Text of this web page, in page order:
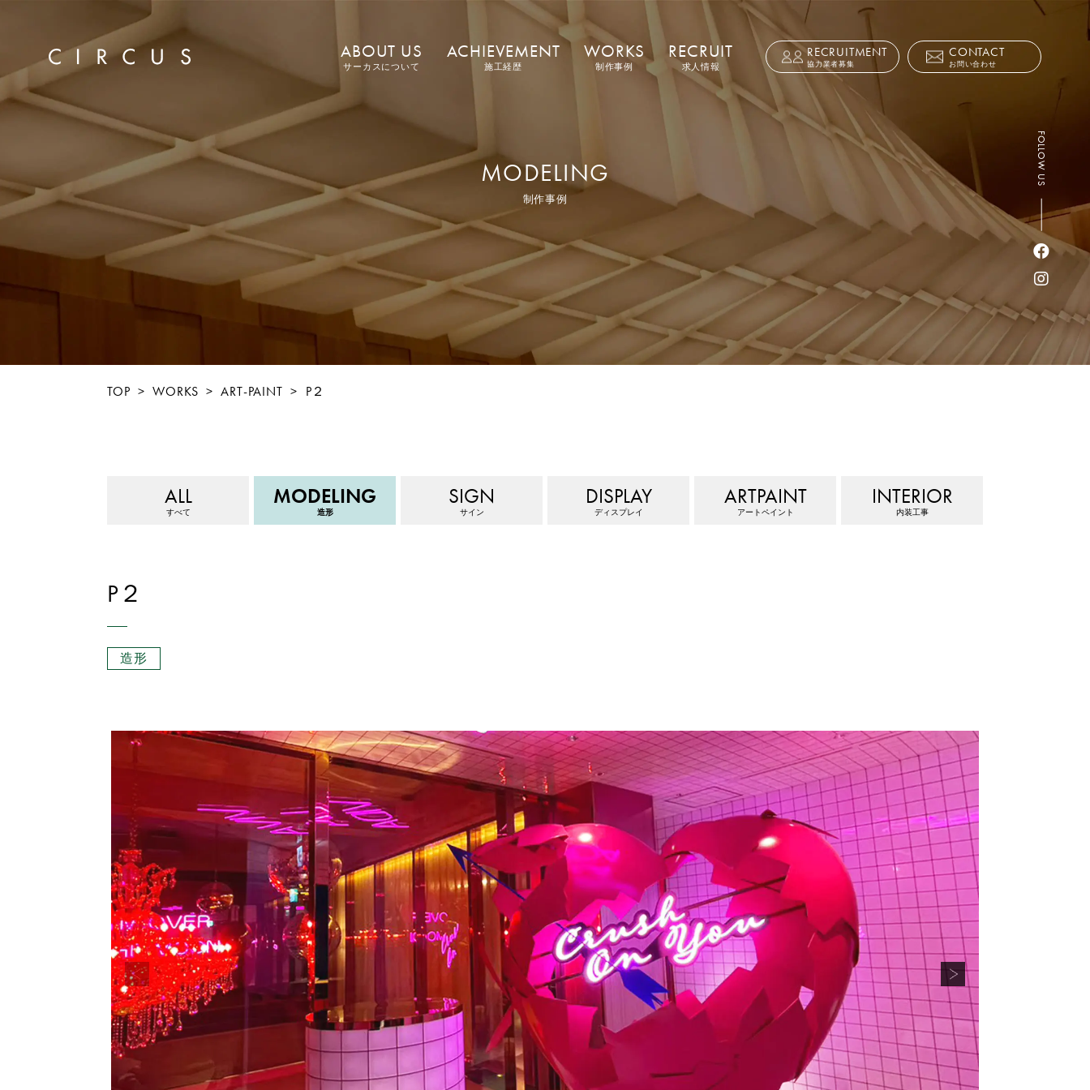
ABOUT US
サーカスについて
ACHIEVEMENT
施工経歴
WORKS
制作事例
RECRUIT
求人情報
RECRUITMENT
協力業者募集
CONTACT
お問い合わせ
MODELING
制作事例
FOLLOW US
TOP >WORKS >ART-PAINT > P２
ALL
すべて
MODELING
造形
SIGN
サイン
DISPLAY
ディスプレイ
ARTPAINT
アートペイント
INTERIOR
内装工事
P２
造形